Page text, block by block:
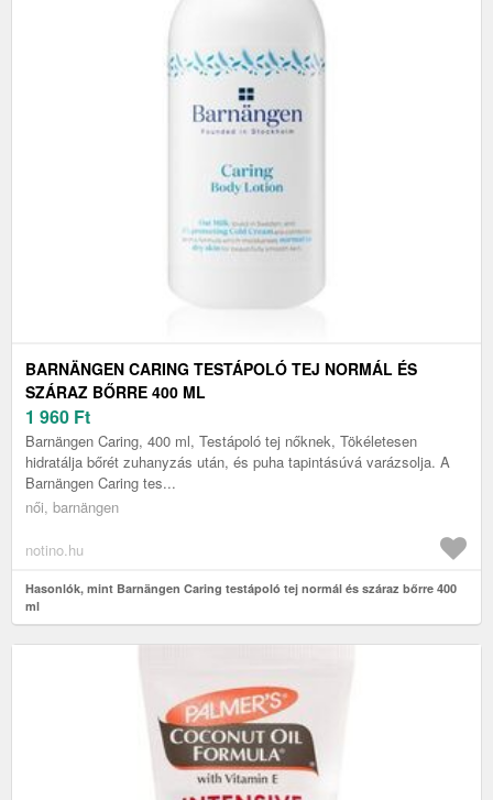
BARNÄNGEN CARING TESTÁPOLÓ TEJ NORMÁL ÉS
SZÁRAZ BŐRRE 400 ML
1 960 Ft
Barnängen Caring, 400 ml, Testápoló tej nőknek, Tökéletesen
hidratálja bőrét zuhanyzás után, és puha tapintásúvá varázsolja. A
Barnängen Caring tes...
női, barnängen
notino.hu
Hasonlók, mint Barnängen Caring testápoló tej normál és száraz bőrre 400
ml